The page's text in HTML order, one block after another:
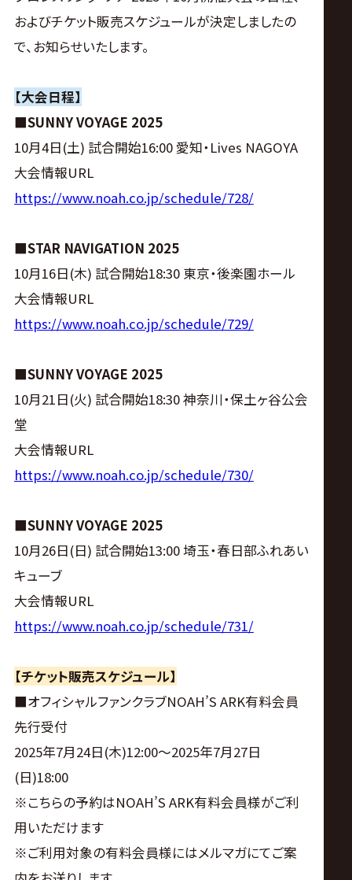
ノ
ア
公
式
サ
イ
ト
およびチケット販売スケジュールが決定しましたの
で、お知らせいたします。
【大会日程】
■SUNNY VOYAGE 2025
10月4日(土) 試合開始16:00 愛知・Lives NAGOYA
大会情報URL
https://www.noah.co.jp/schedule/728/
■STAR NAVIGATION 2025
10月16日(木) 試合開始18:30 東京・後楽園ホール
大会情報URL
https://www.noah.co.jp/schedule/729/
■SUNNY VOYAGE 2025
10月21日(火) 試合開始18:30 神奈川・保土ヶ谷公会
堂
大会情報URL
https://www.noah.co.jp/schedule/730/
■SUNNY VOYAGE 2025
10月26日(日) 試合開始13:00 埼玉・春日部ふれあい
キューブ
大会情報URL
https://www.noah.co.jp/schedule/731/
【チケット販売スケジュール】
■オフィシャルファンクラブNOAH’S ARK有料会員
先行受付
2025年7月24日(木)12:00〜2025年7月27日
(日)18:00
※こちらの予約はNOAH’S ARK有料会員様がご利
用いただけます
※ご利用対象の有料会員様にはメルマガにてご案